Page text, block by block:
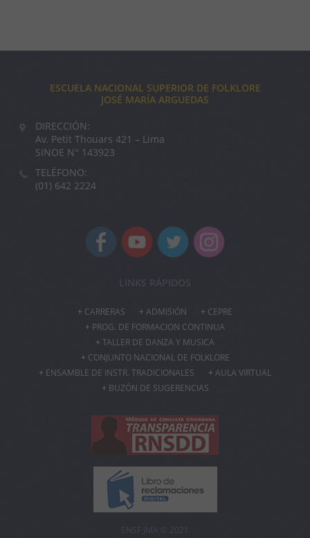
ESCUELA NACIONAL SUPERIOR DE FOLKLORE
JOSÉ MARÍA ARGUEDAS
DIRECCIÓN:
Av. Petit Thouars 421 – Lima
SINOE N° 143923
TELÉFONO:
(01) 642 2224
LINKS RÁPIDOS
CARRERAS ADMISIÓN
CEPRE
PROG. DE FORMACION CONTINUA
TALLER DE DANZA Y MUSICA
CONJUNTO NACIONAL DE FOLKLORE
ENSAMBLE DE INSTR. TRADICIONALES
AULA VIRTUAL
BUZÓN DE SUGERENCIAS
ENSF JMA © 2021